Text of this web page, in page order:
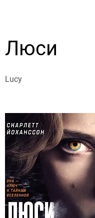
Люси
Lucy